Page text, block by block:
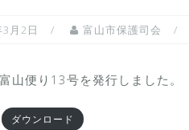
月2日 富山市保護司会
山便り13号を発行しました。
ダウンロード